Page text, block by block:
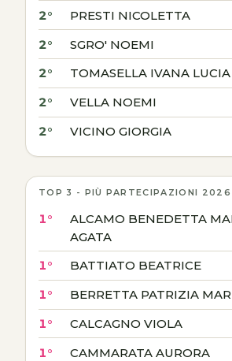
2° PRESTI NICOLETTA
2° SGRO' NOEMI
2° TOMASELLA IVANA LUCIA
2° VELLA NOEMI
2° VICINO GIORGIA
TOP 3 - PIÙ PARTECIPAZIONI 2026
1°
ALCAMO BENEDETTA
AGATA
1° BATTIATO BEATRICE
1° BERRETTA PATRIZIA
1° CALCAGNO VIOLA
1° CAMMARATA AURORA